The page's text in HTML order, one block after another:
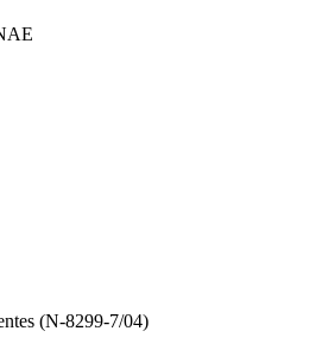
(N-8299-7/04)